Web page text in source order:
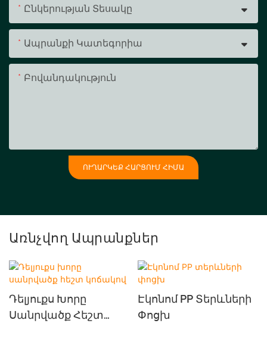
Ընկերության Տեսակը
Ապրանքի Կատեգորիա
Բովանդակություն
ՈՒՂԱՐԿԵՔ ՀԱՐՑՈՒՄ ՀԻՄԱ
Առնչվող Ապրանքներ
Դելյուքս Խորը
Սանրվածք Հեշտ
Էկոնոմ PP Տերևների
Փոցխ